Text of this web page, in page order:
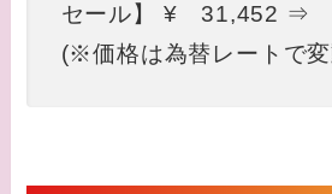
セール】 ¥ 31,452
(※価格は為替レートで